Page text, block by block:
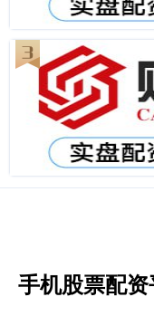
手机股票配